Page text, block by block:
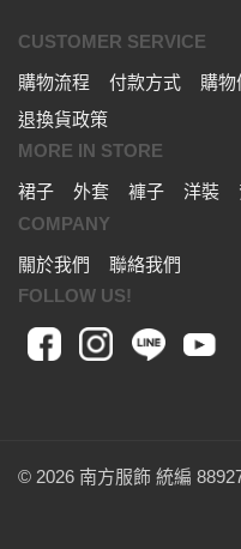
CUSTOMER SERVICE
購物流程
付款方式 購物
退換貨政策
MORE IN STORE
裙子
外套 褲子 洋裝
COMPANY
關於我們
聯絡我們
FOLLOW US!
© 2026 南方服飾 統編